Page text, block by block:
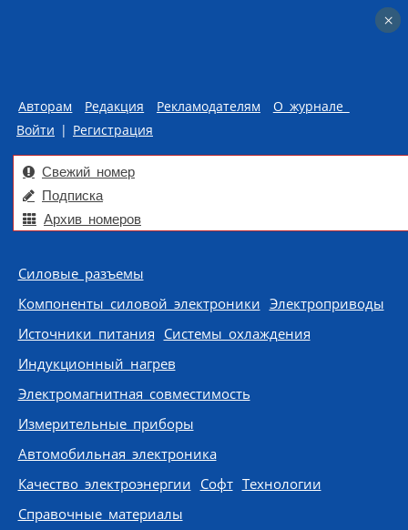
Авторам Редакция Рекламодателям
О журнале
Войти | Регистрация
Свежий номер
Подписка
Архив номеров
Skip to content
Силовые разъемы
Компоненты силовой электроники Электроприводы
Источники питания Системы охлаждения
Индукционный нагрев
Электромагнитная совместимость
Измерительные приборы
Автомобильная электроника
Качество электроэнергии Софт Технологии
Справочные материалы
×
×